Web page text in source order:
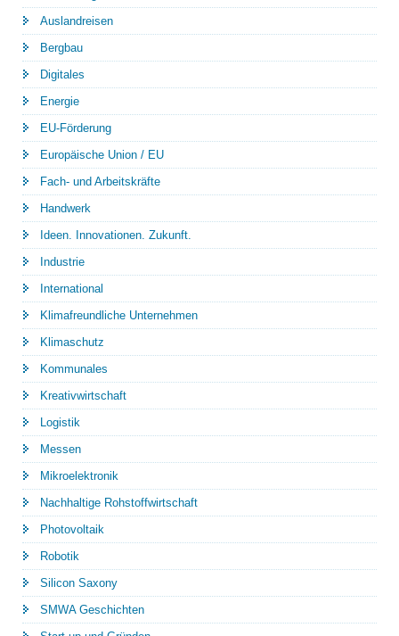
Auslandreisen
Bergbau
Digitales
Energie
EU-Förderung
Europäische Union / EU
Fach- und Arbeitskräfte
Handwerk
Ideen. Innovationen. Zukunft.
Industrie
International
Klimafreundliche Unternehmen
Klimaschutz
Kommunales
Kreativwirtschaft
Logistik
Messen
Mikroelektronik
Nachhaltige Rohstoffwirtschaft
Photovoltaik
Robotik
Silicon Saxony
SMWA Geschichten